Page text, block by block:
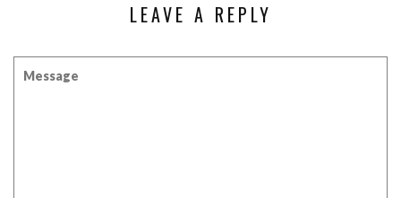
LEAVE A REPLY